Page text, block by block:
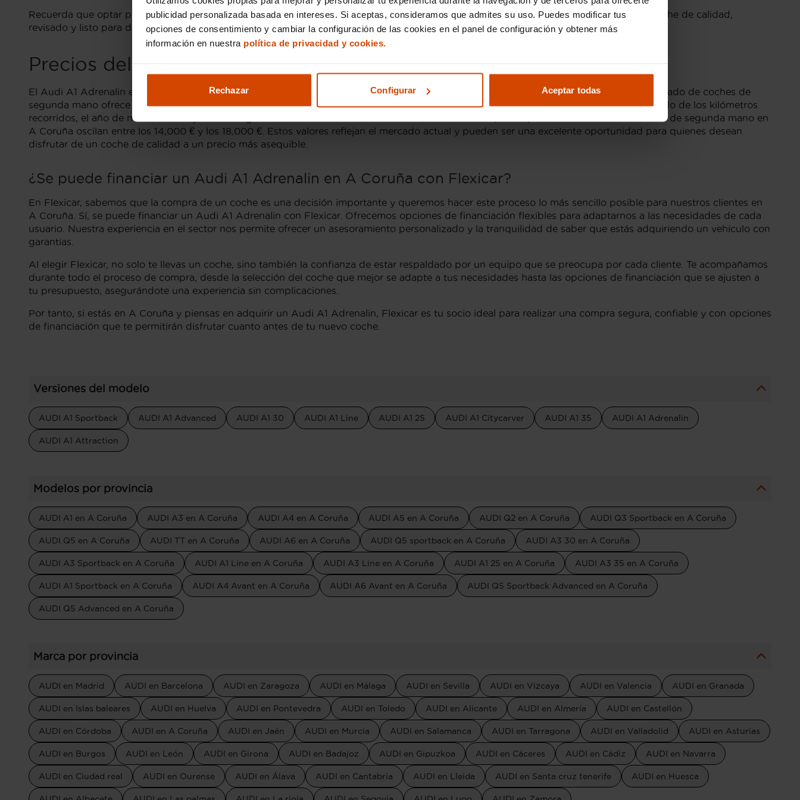
publicidad personalizada basada en intereses. Si aceptas, consideramos que admites su uso. Puedes modificar tus
opciones de consentimiento y cambiar la configuración de las cookies en el panel de configuración y obtener más
información en nuestra política de privacidad y cookies.
Rechazar Configurar Aceptar todas
Recuerda que optar por un Audi A1 Adrenalin de segunda mano en Flexicar asegura no solo un precio competitivo, sino también un coche de calidad,
revisado y listo para darte las mayores satisfacciones al volante.
Precios del Audi A1 Adrenalin de segunda mano en A Coruña
El Audi A1 Adrenalin es una versión muy popular del compacto alemán que combina diseño deportivo y eficiencia. En A Coruña, el mercado de coches de
segunda mano ofrece varias opciones para aquellos interesados en adquirir un Audi A1 Adrenalin. Los precios pueden variar dependiendo de los kilómetros
recorridos, el año de matriculación y el estado general del vehículo. Como referencia, encontramos que los precios del Audi A1 Adrenalin de segunda mano en
A Coruña oscilan entre los 14,000 € y los 18,000 €. Estos valores reflejan el mercado actual y pueden ser una excelente oportunidad para quienes desean
disfrutar de un coche de calidad a un precio más asequible.
¿Se puede financiar un Audi A1 Adrenalin en A Coruña con Flexicar?
En Flexicar, sabemos que la compra de un coche es una decisión importante y queremos hacer este proceso lo más sencillo posible para nuestros clientes en
A Coruña. Sí, se puede financiar un Audi A1 Adrenalin con Flexicar. Ofrecemos opciones de financiación flexibles para adaptarnos a las necesidades de cada
usuario. Nuestra experiencia en el sector nos permite ofrecer un asesoramiento personalizado y la tranquilidad de saber que estás adquiriendo un vehículo con
garantías.
Al elegir Flexicar, no solo te llevas un coche, sino también la confianza de estar respaldado por un equipo que se preocupa por cada cliente. Te acompañamos
durante todo el proceso de compra, desde la selección del coche que mejor se adapte a tus necesidades hasta las opciones de financiación que se ajusten a
tu presupuesto, asegurándote una experiencia sin complicaciones.
Por tanto, si estás en A Coruña y piensas en adquirir un Audi A1 Adrenalin, Flexicar es tu socio ideal para realizar una compra segura, confiable y con opciones
de financiación que te permitirán disfrutar cuanto antes de tu nuevo coche.
Versiones del modelo
AUDI A1 Sportback AUDI A1 Advanced AUDI A1 30 AUDI A1 Line AUDI A1 25 AUDI A1 Citycarver AUDI A1 35 AUDI A1 Adrenalin
AUDI A1 Attraction
Modelos por provincia
AUDI A1 en A Coruña AUDI A3 en A Coruña AUDI A4 en A Coruña AUDI A5 en A Coruña AUDI Q2 en A Coruña AUDI Q3 Sportback en A Coruña
AUDI Q5 en A Coruña AUDI TT en A Coruña AUDI A6 en A Coruña AUDI Q5 sportback en A Coruña AUDI A3 30 en A Coruña
AUDI A3 Sportback en A Coruña AUDI A1 Line en A Coruña AUDI A3 Line en A Coruña AUDI A1 25 en A Coruña AUDI A3 35 en A Coruña
AUDI A1 Sportback en A Coruña AUDI A4 Avant en A Coruña AUDI A6 Avant en A Coruña AUDI Q5 Sportback Advanced en A Coruña
AUDI Q5 Advanced en A Coruña
Marca por provincia
AUDI en Madrid AUDI en Barcelona AUDI en Zaragoza AUDI en Málaga AUDI en Sevilla AUDI en Vizcaya AUDI en Valencia AUDI en Granada
AUDI en Islas baleares AUDI en Huelva AUDI en Pontevedra AUDI en Toledo AUDI en Alicante AUDI en Almería AUDI en Castellón
AUDI en Córdoba AUDI en A Coruña AUDI en Jaén AUDI en Murcia AUDI en Salamanca AUDI en Tarragona AUDI en Valladolid AUDI en Asturias
AUDI en Burgos AUDI en León AUDI en Girona AUDI en Badajoz AUDI en Gipuzkoa AUDI en Cáceres AUDI en Cádiz AUDI en Navarra
AUDI en Ciudad real AUDI en Ourense AUDI en Álava AUDI en Cantabria AUDI en Lleida AUDI en Santa cruz tenerife AUDI en Huesca